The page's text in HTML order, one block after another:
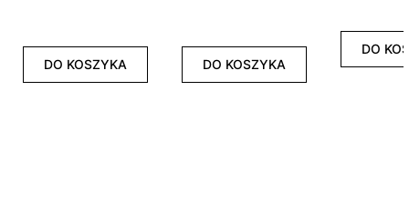
DO KOSZYKA DO KOSZYKA
DO